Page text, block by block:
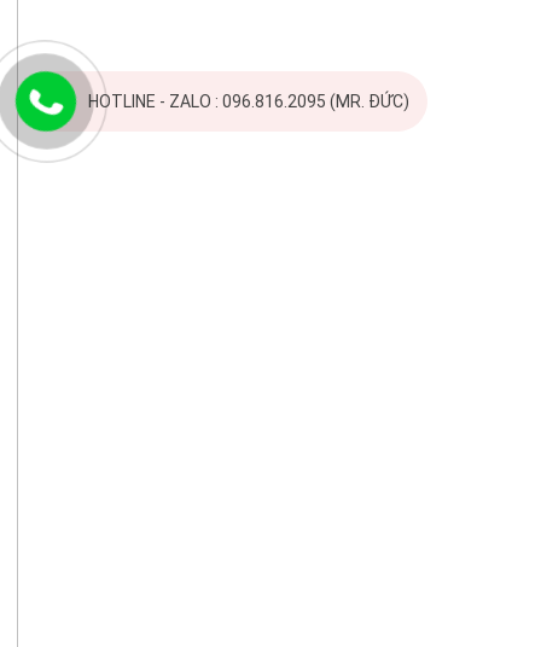
HOTLINE - ZALO : 096.816.2095 (MR. ĐỨC)